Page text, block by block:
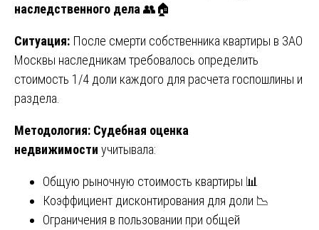
наследственного дела 👥🏠
Ситуация: После смерти собственника квартиры в ЗАО
Москвы наследникам требовалось определить
стоимость 1/4 доли каждого для расчета госпошлины и
раздела.
Методология: Судебная оценка
недвижимости учитывала:
Общую рыночную стоимость квартиры 📊
Коэффициент дисконтирования для доли 📉
Ограничения в пользовании при общей